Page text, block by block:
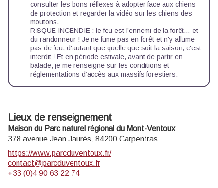
consulter les bons réflexes à adopter face aux chiens
de protection et regarder la vidéo sur les chiens des
moutons.
RISQUE INCENDIE : le feu est l’ennemi de la forêt… et
du randonneur ! Je ne fume pas en forêt et n'y allume
pas de feu, d'autant que quelle que soit la saison, c'est
interdit ! Et en période estivale, avant de partir en
balade, je me renseigne sur les conditions et
réglementations d’accès aux massifs forestiers.
Lieux de renseignement
Maison du Parc naturel régional du Mont-Ventoux
378 avenue Jean Jaurès, 84200 Carpentras
https://www.parcduventoux.fr/
contact@parcduventoux.fr
+33 (0)4 90 63 22 74